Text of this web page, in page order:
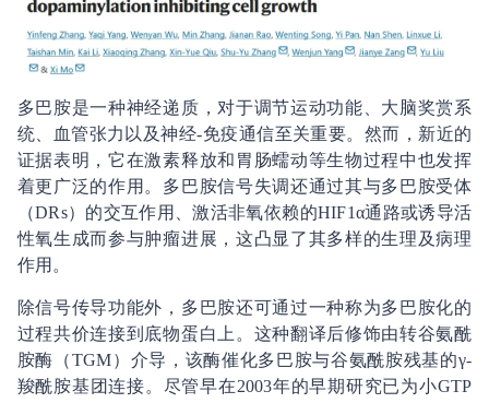
多巴胺是一种神经递质，对于调节运动功能、大脑奖赏系
统、血管张力以及神经-免疫通信至关重要。然而，新近的
证据表明，它在激素释放和胃肠蠕动等生物过程中也发挥
着更广泛的作用。多巴胺信号失调还通过其与多巴胺受体
（DRs）的交互作用、激活非氧依赖的HIF1α通路或诱导活
性氧生成而参与肿瘤进展，这凸显了其多样的生理及病理
作用。
除信号传导功能外，多巴胺还可通过一种称为多巴胺化的
过程共价连接到底物蛋白上。这种翻译后修饰由转谷氨酰
胺酶（TGM）介导，该酶催化多巴胺与谷氨酰胺残基的γ-
羧酰胺基团连接。尽管早在2003年的早期研究已为小GTP